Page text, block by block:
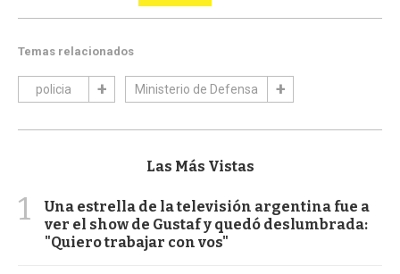
Temas relacionados
policia Ministerio de Defensa
Las Más Vistas
1
Una estrella de la televisión argentina fue a
ver el show de Gustaf y quedó deslumbrada:
"Quiero trabajar con vos"